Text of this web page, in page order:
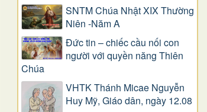
SNTM Chúa Nhật XIX Thường
Niên -Năm A
Đức tin – chiếc cầu nối con
người với quyền năng Thiên
Chúa
VHTK Thánh Micae Nguyễn
Huy Mỹ, Giáo dân, ngày 12.08